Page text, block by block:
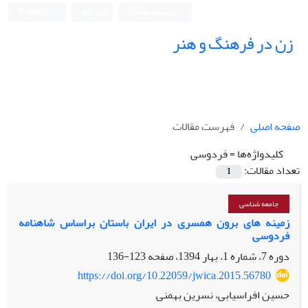
زن در فرهنگ و هنر
صفحه اصلی
فهرست مقالات
کلیدواژه‌ها =فردوسی
تعداد مقالات:
1
جامعه شناسی
زمینه های برون همسری در ایران باستان براساس شاهنامه
فردوسی
دوره 7، شماره 1، بهار 1394، صفحه
123-136
https://doi.org/10.22059/jwica.2015.56780
حسین افراسیابی، نسرین بهمنی